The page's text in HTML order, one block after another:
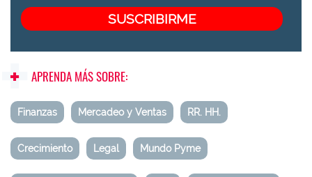
APRENDA MÁS SOBRE:
Finanzas Mercadeo y Ventas RR. HH.
Crecimiento Legal Mundo Pyme